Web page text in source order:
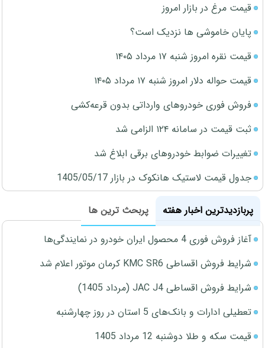
قیمت مرغ در بازار امروز
پایان خاموشی ها نزدیک است؟
قیمت نقره امروز شنبه ۱۷ مرداد ۱۴۰۵
قیمت حواله دلار امروز شنبه ۱۷ مرداد ۱۴۰۵
فروش فوری خودروهای وارداتی بدون قرعه‌کشی
ثبت قیمت در سامانه ۱۲۴ الزامی شد
تغییرات ضوابط خودروهای برقی ابلاغ شد
جدول قیمت لاستیک هانکوک در بازار 1405/05/17
پربازدیدترین اخبار هفته
پربحث ترین ها
آغاز فروش فوری 4 محصول ایران خودرو در نمایندگی‌ها
شرایط فروش اقساطی KMC SR6 کرمان موتور اعلام شد
شرایط فروش اقساطی JAC J4 (مرداد 1405)
تعطیلی ادارات و بانک‌های 5 استان در روز چهارشنبه
قیمت سکه و طلا دوشنبه 12 مرداد 1405